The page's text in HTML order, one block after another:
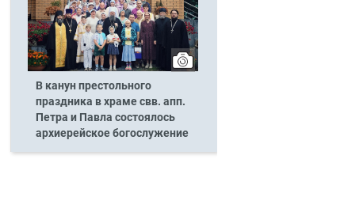
В канун престольного
праздника в храме свв. апп.
Петра и Павла состоялось
архиерейское богослужение